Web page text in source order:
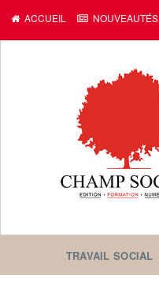
ACCUEIL NOUVEAUTÉS
TRAVAIL SOCIAL